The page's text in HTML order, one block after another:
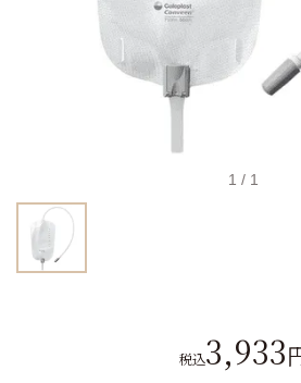
1 / 1
3,933
税込